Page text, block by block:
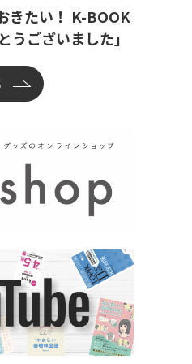
きたい！ K-BOOK
ございました」